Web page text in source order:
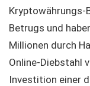
Kryptowährungs-
Betrugs und
Millionen durch
Online-Diebstahl
Investition einer